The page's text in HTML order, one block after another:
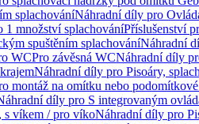
splachováníNáhradní díly pro
1 množství splachováníPříslušenství
spuštěním splachováníNáhradní
WCPro závěsná WCNáhradní díly
Náhradní díly pro Pisoáry,
montáž na omítku nebo
díly pro S integrovaným
s víkem / pro víkoNáhradní díly pro